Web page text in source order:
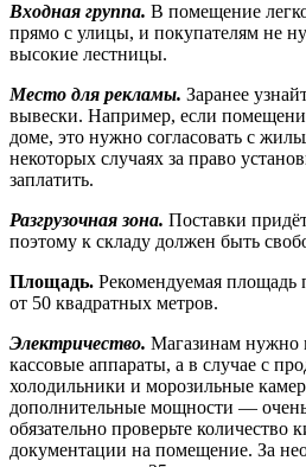
Входная группа. В помещение
прямо с улицы, и покупателям не
высокие лестницы.
Место для рекламы. Заранее
вывески. Например, если
доме, это нужно согласовать с
некоторых случаях за право
заплатить.
Разгрузочная зона. Поставки
поэтому к складу должен быть
Площадь. Рекомендуемая
от 50 квадратных метров.
Электричество. Магазинам нужно
кассовые аппараты, а в случае с
холодильники и морозильные
дополнительные мощности — очень
обязательно проверьте количество
документации на помещение. За